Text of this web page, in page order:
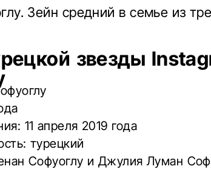
Зейн средний в семье из
звезды
11 апреля 2019 года
турецкий
Софуоглу и Джулия Луман